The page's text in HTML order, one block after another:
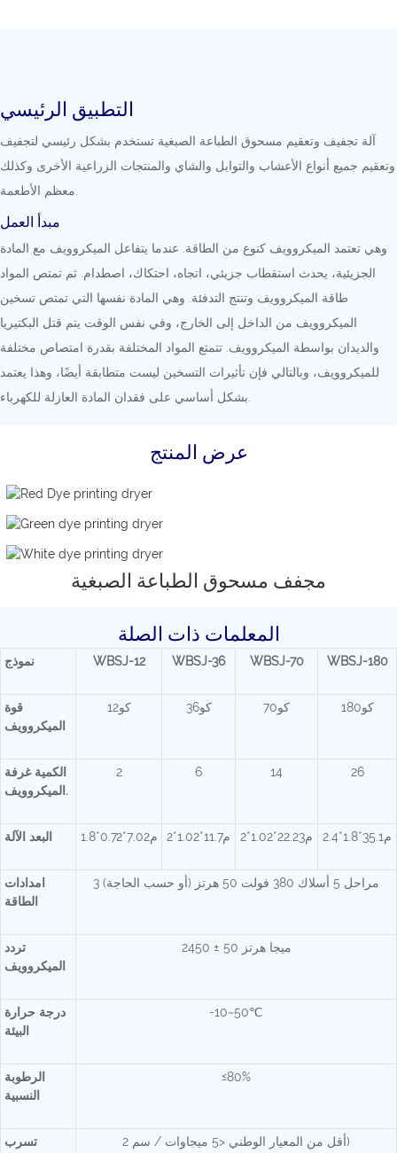
التطبيق الرئيسي
آلة تجفيف وتعقيم مسحوق الطباعة الصبغية تستخدم بشكل رئيسي لتجفيف
وتعقيم جميع أنواع الأعشاب والتوابل والشاي والمنتجات الزراعية الأخرى وكذلك
مبدأ العمل
وهي تعتمد الميكروويف كنوع من الطاقة. عندما يتفاعل الميكروويف مع المادة
الجزيئية، يحدث استقطاب جزيئي، اتجاه، احتكاك، اصطدام. ثم تمتص المواد
طاقة الميكروويف وتنتج التدفئة. وهي المادة نفسها التي تمتص تسخين
الميكروويف من الداخل إلى الخارج، وفي نفس الوقت يتم قتل البكتيريا
والديدان بواسطة الميكروويف. تتمتع المواد المختلفة بقدرة امتصاص مختلفة
للميكروويف، وبالتالي فإن تأثيرات التسخين ليست متطابقة أيضًا، وهذا يعتمد
عرض المنتج
مجفف مسحوق الطباعة الصبغية
المعلمات ذات الصلة
نموذج WBSJ-12 WBSJ-36 WBSJ-70 WBSJ-180
قوة
الميكروويف
كو12 كو36 كو70 كو180
الكمية غرفة
الميكروويف.
2 6 14 26
البعد الآلة م7.02*0.72*1.8 م11.7*1.02*2 م22.23*1.02*2 م35.1*1.8*2.4
امدادات
الطاقة
3 مراحل 5 أسلاك 380 فولت 50 هرتز (أو حسب الحاجة)
تردد
الميكروويف
2450 ± 50 ميجا هرتز
درجة حرارة
البيئة
-10~50℃
الرطوبة
النسبية
≤80%
تسرب أقل من المعيار الوطني <5 ميجاوات / سم 2)